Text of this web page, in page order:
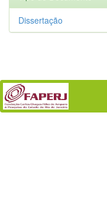
Dissertação